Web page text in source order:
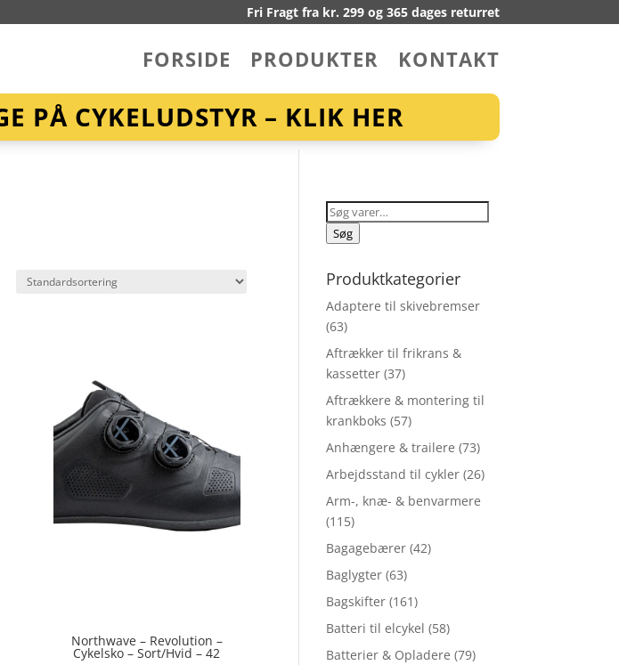
Fri Fragt fra kr. 299 og 365 dages returret
FORSIDE PRODUKTER KONTAKT
PÅ CYKELUDSTYR – KLIK HER
Northwave – Revolution –
Cykelsko – Sort/Hvid – 42
Søg
efter:
Søg
Produktkategorier
Adaptere til skivebremser
(63)
Aftrækker til frikrans &
kassetter (37)
Aftrækkere & montering til
krankboks (57)
Anhængere & trailere (73)
Arbejdsstand til cykler (26)
Arm-, knæ- & benvarmere
(115)
Bagagebærer (42)
Baglygter (63)
Bagskifter (161)
Batteri til elcykel (58)
Batterier & Opladere (79)